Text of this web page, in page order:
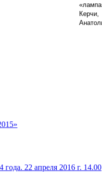
22 апреля 2016 г. 14.00